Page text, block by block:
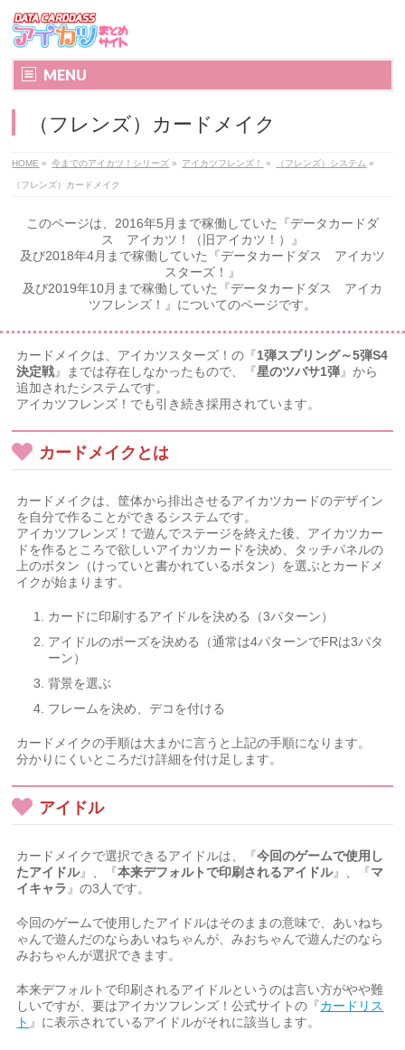
MENU
（フレンズ）カードメイク
HOME » 今までのアイカツ！シリーズ » アイカツフレンズ！ » （フレンズ）システム »
（フレンズ）カードメイク
このページは、2016年5月まで稼働していた『データカードダ
ス アイカツ！（旧アイカツ！）』
及び2018年4月まで稼働していた『データカードダス アイカツ
スターズ！』
及び2019年10月まで稼働していた『データカードダス アイカ
ツフレンズ！』についてのページです。
カードメイクは、アイカツスターズ！の『1弾スプリング～5弾S4
決定戦』までは存在しなかったもので、『星のツバサ1弾』から
追加されたシステムです。
アイカツフレンズ！でも引き続き採用されています。
カードメイクとは
カードメイクは、筐体から排出させるアイカツカードのデザイン
を自分で作ることができるシステムです。
アイカツフレンズ！で遊んでステージを終えた後、アイカツカー
ドを作るところで欲しいアイカツカードを決め、タッチパネルの
上のボタン（けっていと書かれているボタン）を選ぶとカードメ
イクが始まります。
カードに印刷するアイドルを決める（3パターン）
アイドルのポーズを決める（通常は4パターンでFRは3パタ
ーン）
背景を選ぶ
フレームを決め、デコを付ける
カードメイクの手順は大まかに言うと上記の手順になります。
分かりにくいところだけ詳細を付け足します。
アイドル
カードメイクで選択できるアイドルは、『今回のゲームで使用し
たアイドル』、『本来デフォルトで印刷されるアイドル』、『マ
イキャラ 』の3人です。
今回のゲームで使用したアイドルはそのままの意味で、あいねち
ゃんで遊んだのならあいねちゃんが、みおちゃんで遊んだのなら
みおちゃんが選択できます。
本来デフォルトで印刷されるアイドルというのは言い方がやや難
しいですが、要はアイカツフレンズ！公式サイトの『カードリス
ト 』に表示されているアイドルがそれに該当します。